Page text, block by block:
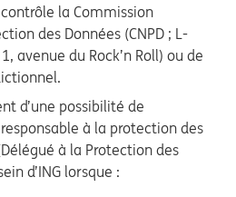
la Commission
des Données (CNPD ; L-
avenue du Rock’n Roll) ou de
d’une possibilité de
à la protection des
à la Protection des
d’ING lorsque :